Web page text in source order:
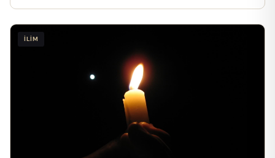
İLİM